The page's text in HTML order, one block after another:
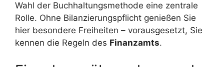
Wahl der Buchhaltungsmethode eine zentrale
Rolle. Ohne Bilanzierungspflicht genießen Sie
hier besondere Freiheiten – vorausgesetzt, Sie
kennen die Regeln des Finanzamts.